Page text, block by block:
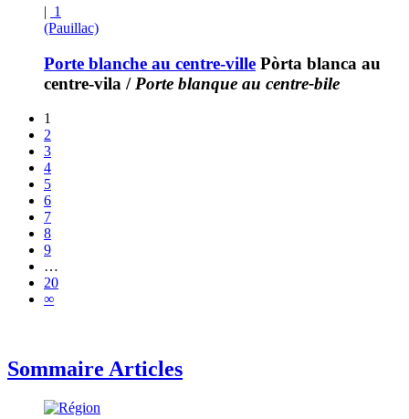
| 1
(Pauillac)
Porte blanche au centre-ville Pòrta blanca au
centre-vila / Porte blanque au centre-bile
1
2
3
4
5
6
7
8
9
…
20
∞
Sommaire Articles